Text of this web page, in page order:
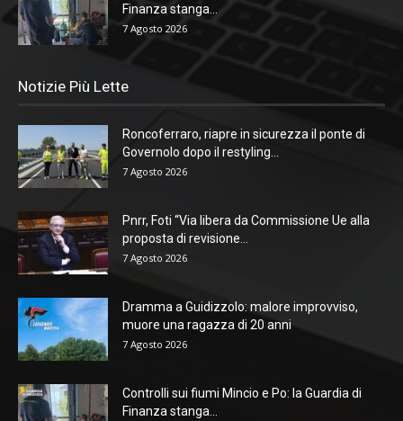
Finanza stanga...
7 Agosto 2026
Notizie Più Lette
Roncoferraro, riapre in sicurezza il ponte di
Governolo dopo il restyling...
7 Agosto 2026
Pnrr, Foti “Via libera da Commissione Ue alla
proposta di revisione...
7 Agosto 2026
Dramma a Guidizzolo: malore improvviso,
muore una ragazza di 20 anni
7 Agosto 2026
Controlli sui fiumi Mincio e Po: la Guardia di
Finanza stanga...